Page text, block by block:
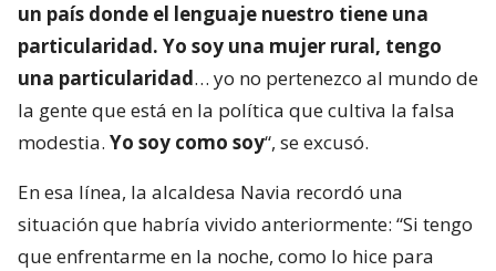
un país donde el lenguaje nuestro tiene una
particularidad. Yo soy una mujer rural, tengo
una particularidad… yo no pertenezco al mundo de
la gente que está en la política que cultiva la falsa
modestia. Yo soy como soy“, se excusó.
En esa línea, la alcaldesa Navia recordó una
situación que habría vivido anteriormente: “Si tengo
que enfrentarme en la noche, como lo hice para